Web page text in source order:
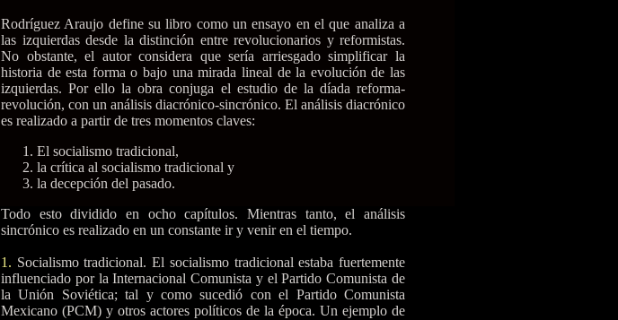
Rodríguez Araujo define su libro como un ensayo en el que analiza a
las izquierdas desde la distinción entre revolucionarios y reformistas.
No obstante, el autor considera que sería arriesgado simplificar la
historia de esta forma o bajo una mirada lineal de la evolución de las
izquierdas. Por ello la obra conjuga el estudio de la díada reforma-
revolución, con un análisis diacrónico-sincrónico. El análisis diacrónico
es realizado a partir de tres momentos claves:
El socialismo tradicional,
la crítica al socialismo tradicional y
la decepción del pasado.
Todo esto dividido en ocho capítulos. Mientras tanto, el análisis
sincrónico es realizado en un constante ir y venir en el tiempo.
1. Socialismo tradicional. El socialismo tradicional estaba fuertemente
influenciado por la Internacional Comunista y el Partido Comunista de
la Unión Soviética; tal y como sucedió con el Partido Comunista
Mexicano (PCM) y otros actores políticos de la época. Un ejemplo de